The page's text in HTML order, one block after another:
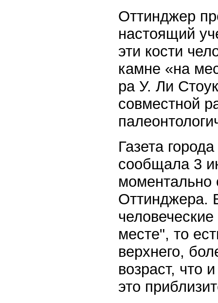
Оттинджер
настоящий
эти кости
камне «на
ра У. Ли
совместной
Газета
сообщала 3
моментально
Оттинджера.
месте", то
верхнего,
возраст, что
это